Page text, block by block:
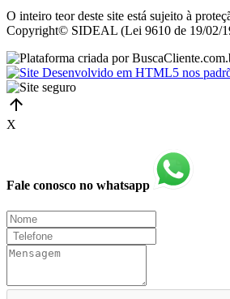
O inteiro teor deste site está sujeito à
Copyright© SIDEAL (Lei 9610 de 19/02/
X
Fale conosco no whatsapp